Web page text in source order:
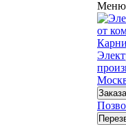
Меню